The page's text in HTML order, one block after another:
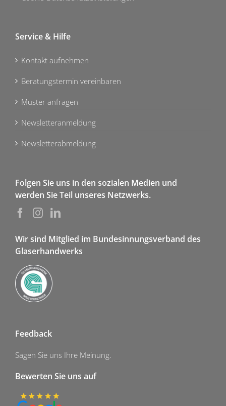
Service & Hilfe
Kontakt aufnehmen
Beratungstermin vereinbaren
Muster anfragen
Newsletteranmeldung
Newsletterabmeldung
Folgen Sie uns in den sozialen Medien und
werden Sie Teil unseres Netzwerks.
Wir sind Mitglied im Bundesinnungsverband des
Glaserhandwerks
Feedback
Sagen Sie uns Ihre Meinung.
Bewerten Sie uns auf